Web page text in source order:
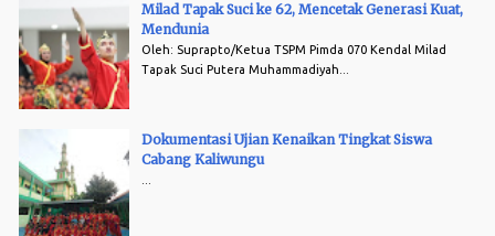
Milad Tapak Suci ke 62, Mencetak Generasi Kuat,
Mendunia
Oleh: Suprapto/Ketua TSPM Pimda 070 Kendal Milad
Tapak Suci Putera Muhammadiyah...
Dokumentasi Ujian Kenaikan Tingkat Siswa
Cabang Kaliwungu
...